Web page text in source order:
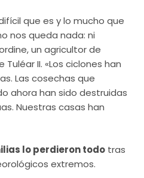
que es y lo mucho que
nos queda nada: ni
un agricultor de
II. «Los ciclones han
Las cosechas que
ahora han sido destruidas
Nuestras casas han
lo perdieron todo tras
extremos.